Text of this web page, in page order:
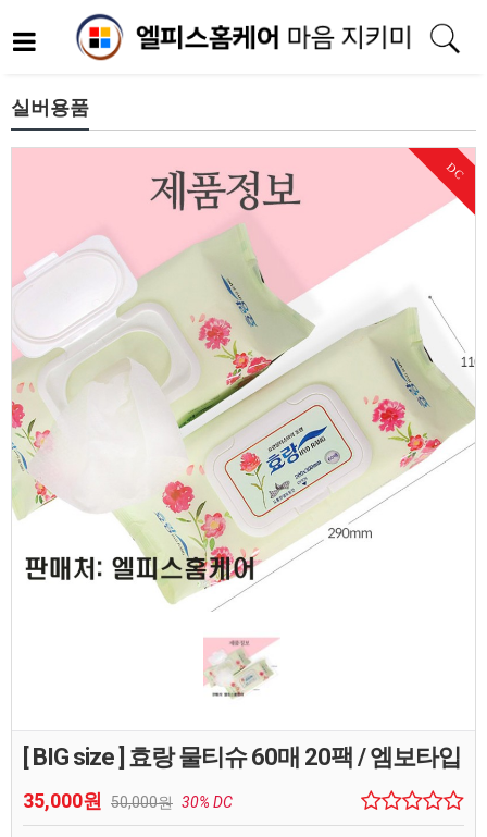
실버용품
DC
[ BIG size ] 효랑 물티슈 60매 20팩 / 엠보타입
35,000원 50,000원 30% DC